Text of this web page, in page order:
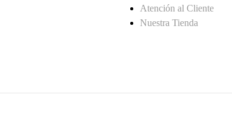
Atención al Cliente
Nuestra Tienda